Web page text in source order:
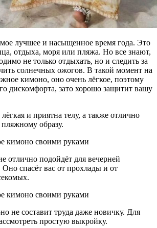
лучшее и насыщенное время года. Это
отдыха, моря или пляжа. Но все знают,
не только отдыхать, но и следить за
солнечных ожогов. В такой момент на
кимоно, оно очень лёгкое, поэтому
дискомфорта, зато хорошо защитит вашу
и приятна телу, а также отлично
образу.
отлично подойдёт для вечерней
спасёт вас от прохлады и от
не составит труда даже новичку. Для
простую выкройку.